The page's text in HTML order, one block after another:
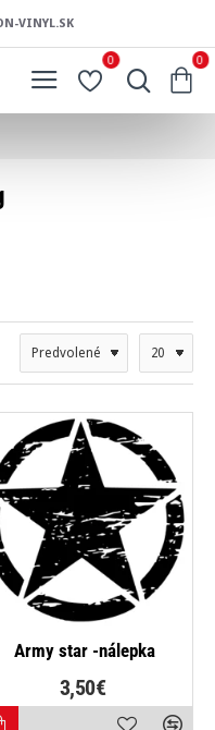
VINYL.SK
0 0
Army star -nálepka
3,50€